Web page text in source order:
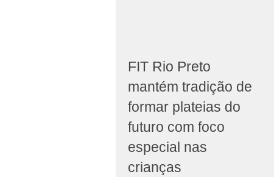
FIT Rio Preto
mantém tradição de
formar plateias do
futuro com foco
especial nas
crianças